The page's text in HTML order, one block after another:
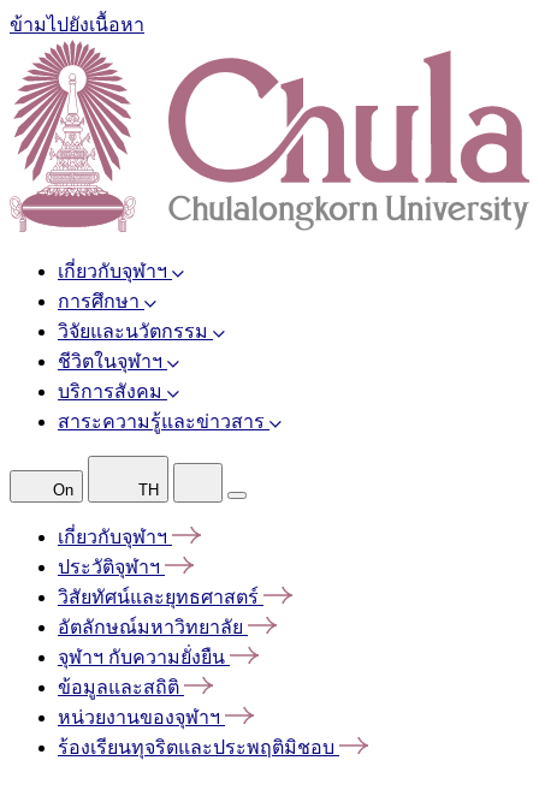
ข้ามไปยังเนื้อหา
เกี่ยวกับจุฬาฯ
การศึกษา
วิจัยและนวัตกรรม
ชีวิตในจุฬาฯ
บริการสังคม
สาระความรู้และข่าวสาร
On TH
เกี่ยวกับจุฬาฯ
ประวัติจุฬาฯ
วิสัยทัศน์และยุทธศาสตร์
อัตลักษณ์มหาวิทยาลัย
จุฬาฯ กับความยั่งยืน
ข้อมูลและสถิติ
หน่วยงานของจุฬาฯ
ร้องเรียนทุจริตและประพฤติมิชอบ